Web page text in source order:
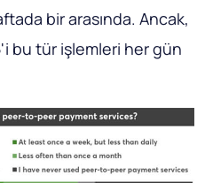
bir arasında. Ancak,
bu tür işlemleri her gün